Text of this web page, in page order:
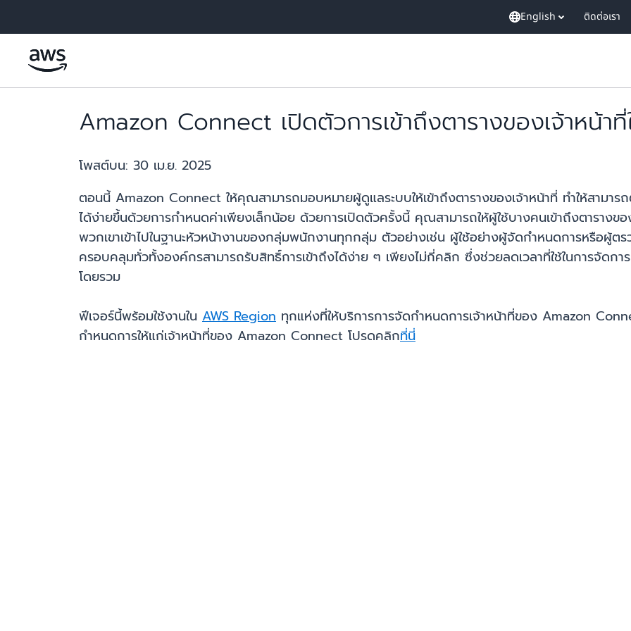
English ติดต่อเรา
Amazon Connect เปิดตัวการเข้าถึงตารางของเจ้าหน้า
โพสต์บน: 30 เม.ย. 2025
ตอนนี้ Amazon Connect ให้คุณสามารถมอบหมายผู้ดูแลระบบให้เข้าถึงตารางของเจ้าหน้าที่ ทำให้สามา
ได้ง่ายขึ้นด้วยการกำหนดค่าเพียงเล็กน้อย ด้วยการเปิดตัวครั้งนี้ คุณสามารถให้ผู้ใช้บางคนเข้าถึงตารางข
พวกเขาเข้าไปในฐานะหัวหน้างานของกลุ่มพนักงานทุกกลุ่ม ตัวอย่างเช่น ผู้ใช้อย่างผู้จัดกำหนดการหรือผู้ต
ครอบคลุมทั่วทั้งองค์กรสามารถรับสิทธิ์การเข้าถึงได้ง่าย ๆ เพียงไม่กี่คลิก ซึ่งช่วยลดเวลาที่ใช้ในการจัดกา
โดยรวม
ฟีเจอร์นี้พร้อมใช้งานใน AWS Region ทุกแห่งที่ให้บริการการจัดกำหนดการเจ้าหน้าที่ของ Amazon
กำหนดการให้แก่เจ้าหน้าที่ของ Amazon Connect โปรดคลิกที่นี่